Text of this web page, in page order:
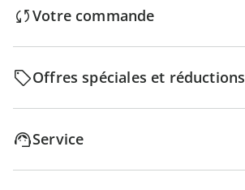
Votre commande
Offres spéciales et réductions
Service